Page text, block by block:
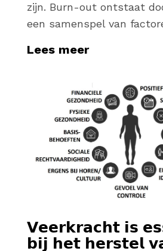
zijn. Burn-out ontstaat
een samenspel van
Lees meer
𝗩𝗲𝗲𝗿𝗸𝗿𝗮𝗰𝗵𝘁 𝗶𝘀
𝗯𝗶𝗷 𝗵𝗲𝘁 𝗵𝗲𝗿𝘀𝘁𝗲𝗹